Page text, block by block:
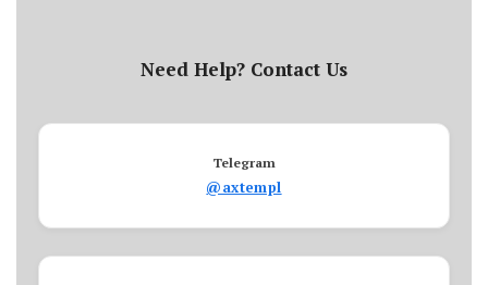
Need Help? Contact Us
Telegram
@axtempl